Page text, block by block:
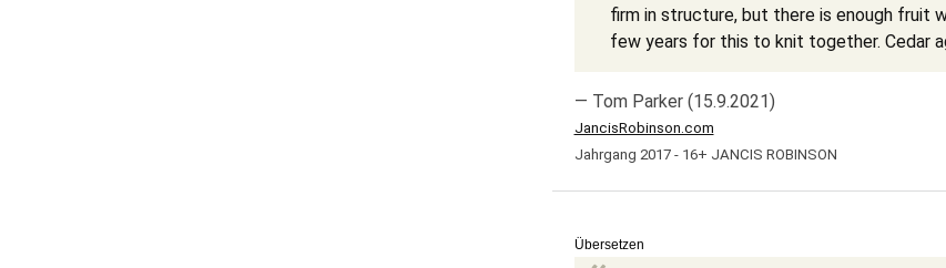
firm in structure, but there is enough fruit
few years for this to knit together. Cedar
— Tom Parker (15.9.2021)
JancisRobinson.com
Jahrgang 2017 - 16+ JANCIS ROBINSON
Übersetzen